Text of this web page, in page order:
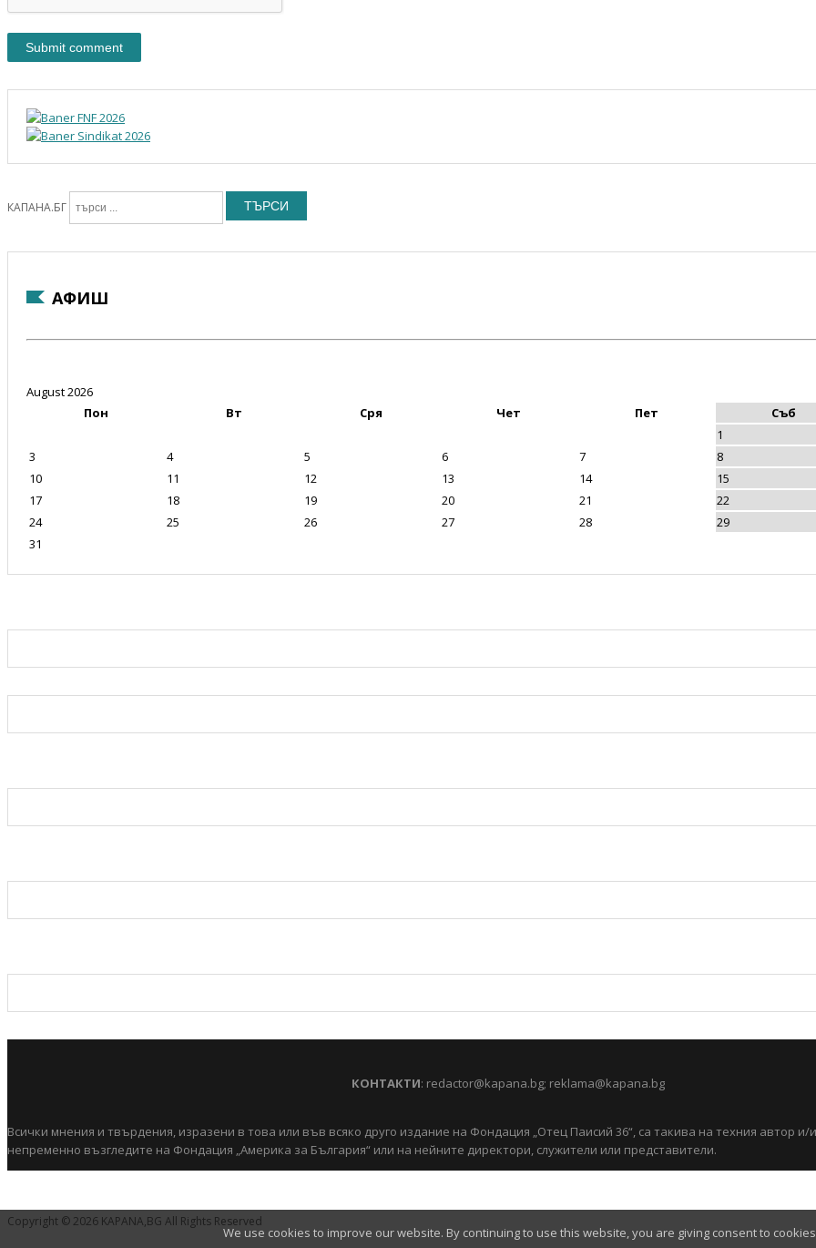
КАПАНА.БГ ТЪРСИ
АФИШ
August 2026
Пон
Вт Сря Чет Пет
Съб
1
3
4 5 6 7
8
10
11 12 13 14
15
17
18 19 20 21
22
24
25 26 27 28
29
31
КОНТАКТИ: redactor@kapana.bg; reklama@kapana.bg
Всички мнения и твърдения, изразени в това или във всяко друго издание на Фондация „Отец Паисий 36“, са такива на техния автор и/
непременно възгледите на Фондация „Америка за България“ или на нейните директори, служители или представители.
Copyright © 2026 KAPANA,BG All Rights Reserved
We use cookies to improve our website. By continuing to use this website, you are giving consent to